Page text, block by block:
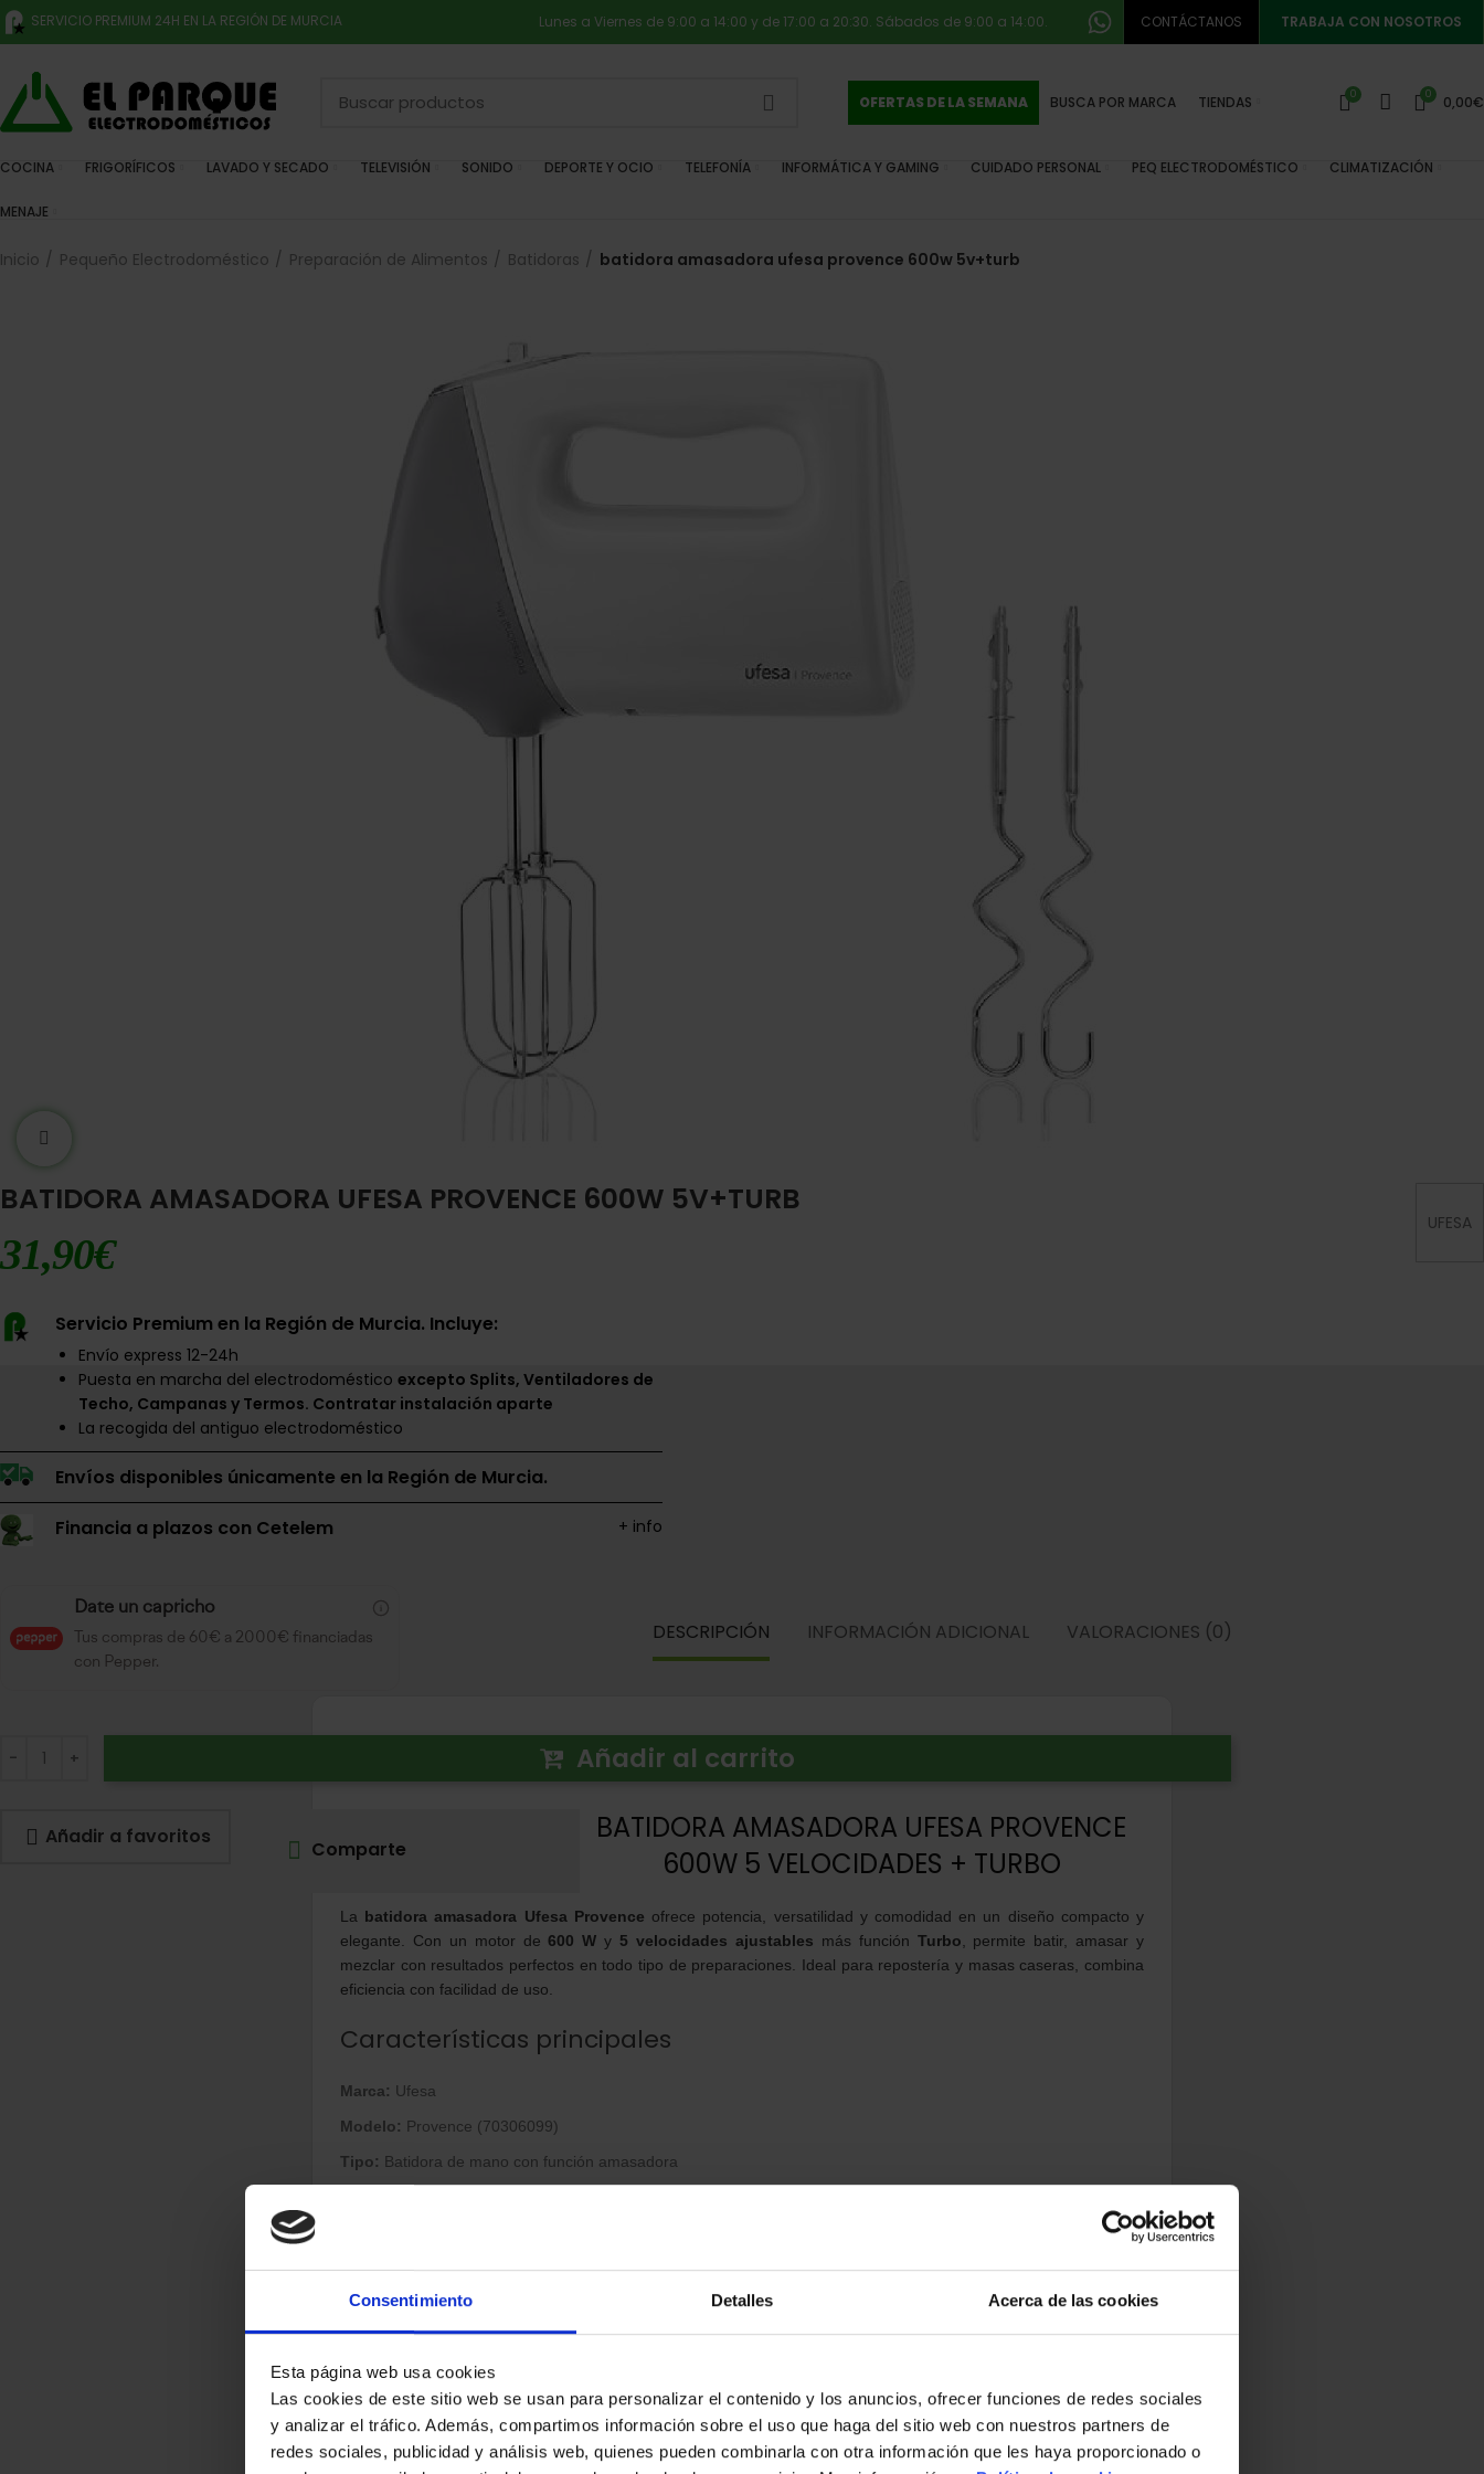
Consentimiento Detalles Acerca de las cookies
Esta página web usa cookies
Las cookies de este sitio web se usan para personalizar el contenido y los anuncios, ofrecer funciones de redes sociales
y analizar el tráfico. Además, compartimos información sobre el uso que haga del sitio web con nuestros partners de
redes sociales, publicidad y análisis web, quienes pueden combinarla con otra información que les haya proporcionado o
SERVICIO PREMIUM 24H EN LA REGIÓN DE MURCIA Lunes a Viernes de 9:00 a 14:00 y de 17:00 a 20:30. Sábados de 9:00 a 14:00. CONTÁCTANOS TRABAJA CON NOSOTROS
OFERTAS DE LA SEMANA BUSCA POR MARCA TIENDAS 0 0 0,00€
COCINA FRIGORÍFICOS LAVADO Y SECADO TELEVISIÓN SONIDO DEPORTE Y OCIO TELEFONÍA INFORMÁTICA Y GAMING CUIDADO PERSONAL PEQ ELECTRODOMÉSTICO CLIMATIZACIÓN
MENAJE
Inicio Pequeño Electrodoméstico Preparación de Alimentos Batidoras batidora amasadora ufesa provence 600w 5v+turb
UFESA
BATIDORA AMASADORA UFESA PROVENCE 600W 5V+TURB
31,90€
Servicio Premium en la Región de Murcia. Incluye:
Envío express 12-24h
Puesta en marcha del electrodoméstico excepto Splits, Ventiladores de
Techo, Campanas y Termos. Contratar instalación aparte
La recogida del antiguo electrodoméstico
Envíos disponibles únicamente en la Región de Murcia.
Financia a plazos con Cetelem
+ info
Date un capricho
Tus compras de 60€ a 2000€ financiadas
con Pepper.
Añadir al carrito
Añadir a favoritos
Comparte
DESCRIPCIÓN INFORMACIÓN ADICIONAL VALORACIONES (0)
BATIDORA AMASADORA UFESA PROVENCE
600W 5 VELOCIDADES + TURBO
La batidora amasadora Ufesa Provence ofrece potencia, versatilidad y comodidad en un diseño compacto y
elegante. Con un motor de600 W y 5 velocidades ajustables más función Turbo, permite batir, amasar y
mezclar con resultados perfectos en todo tipo de preparaciones. Ideal para repostería y masas caseras, combina
eficiencia con facilidad de uso.
Características principales
Marca: Ufesa
Modelo: Provence (70306099)
Tipo: Batidora de mano con función amasadora
Velocidades:5 + función Turbo
Diseño y materiales
Dimensiones:211 × 96 × 185 mm
Peso:1,5 kg
Mango cómodo y ligero para un uso prolongado